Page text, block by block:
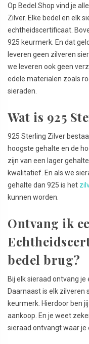
Op Bedel.Shop vind je
Zilver. Elke bedel en elk
echtheidscertificaat.
925 keurmerk. En dat
leveren geen zilveren
we leveren ook geen
edele materialen zoals
sieraden.
Wat is 925
925 Sterling Zilver
hoogste gehalte en de
zijn van een lager
kwalitatief. En als we
gehalte dan 925 is het
kunnen worden.
Ontvang ik
bedel brug?
Bij elk sieraad ontvang
Daarnaast is elk
keurmerk. Hierdoor ben
aankoop. En je weet
sieraad ontvangt waar je